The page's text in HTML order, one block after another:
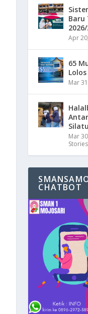
Baru
Apr
65
Lolos
Mar
Mar
Stories
CHATBOT